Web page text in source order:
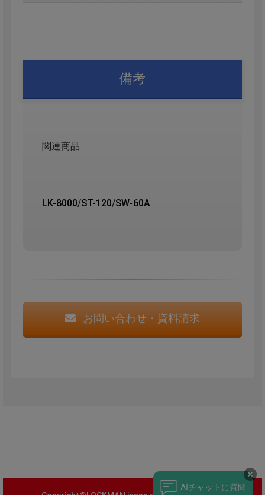
備考
関連商品
LK-8000/ST-120/SW-60A
お問い合わせ・資料請求
AIチャットに質問